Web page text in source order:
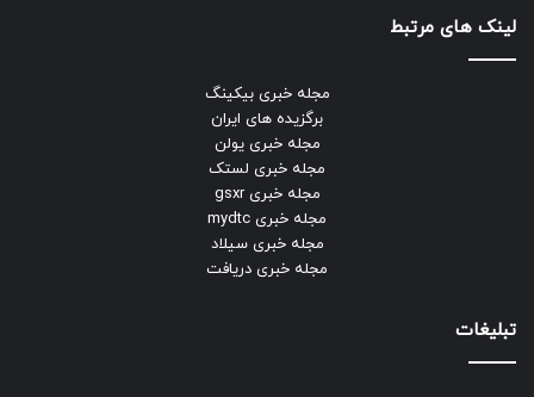
لینک های مرتبط
مجله خبری بیکینگ
برگزیده های ایران
مجله خبری یولن
مجله خبری لستک
مجله خبری gsxr
مجله خبری mydtc
مجله خبری سیلاد
مجله خبری دریافت
تبلیغات